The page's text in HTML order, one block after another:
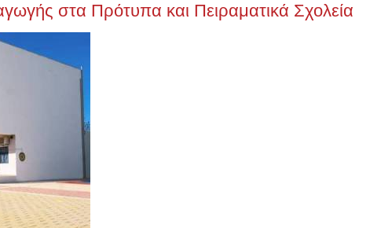
στα Πρότυπα και Πειραματικά Σχολεία